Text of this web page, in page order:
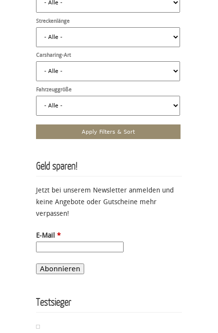
Streckenlänge
Carsharing-Art
Fahrzeuggröße
Geld sparen!
Jetzt bei unserem Newsletter anmelden und
keine Angebote oder Gutscheine mehr
verpassen!
E-Mail *
Testsieger